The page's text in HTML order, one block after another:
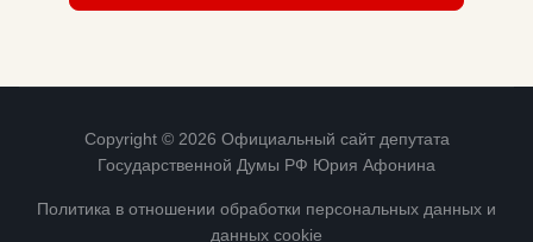
Copyright © 2026 Официальный сайт депутата
Государственной Думы РФ Юрия Афонина
Политика в отношении обработки персональных данных и
данных cookie